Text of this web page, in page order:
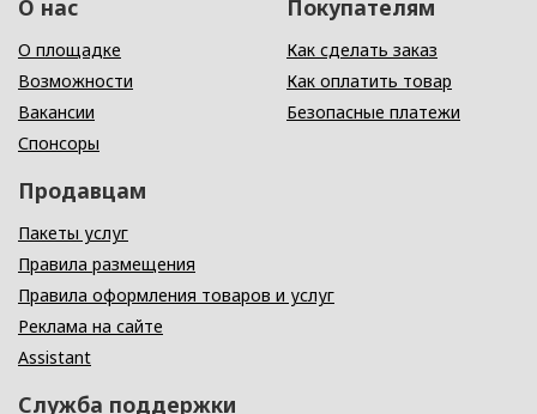
О нас
О площадке
Возможности
Вакансии
Спонсоры
Покупателям
Как сделать заказ
Как оплатить товар
Безопасные платежи
Продавцам
Пакеты услуг
Правила размещения
Правила оформления товаров и услуг
Реклама на сайте
Assistant
Служба поддержки